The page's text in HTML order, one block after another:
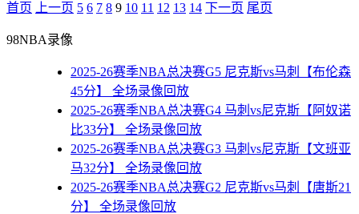
首页️
上一页 5 6 7 8 9 10 11 12 13 14 下一页 尾页
98NBA录像
2025-26赛季NBA总决赛G5 尼克斯vs马刺【布伦森
45分】 全场录像回放
2025-26赛季NBA总决赛G4 马刺vs尼克斯【阿奴诺
比33分】 全场录像回放
2025-26赛季NBA总决赛G3 马刺vs尼克斯【文班亚
马32分】 全场录像回放
2025-26赛季NBA总决赛G2 尼克斯vs马刺【唐斯21
分】 全场录像回放